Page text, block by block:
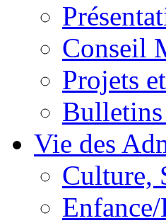
Conseil
Projets
Vie des
Culture,